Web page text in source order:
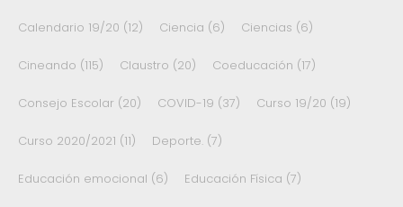
Calendario 19/20 (12) Ciencia (6) Ciencias (6)
Cineando (115) Claustro (20) Coeducación (17)
Consejo Escolar (20) COVID-19 (37) Curso 19/20 (19)
Curso 2020/2021 (11) Deporte. (7)
Educación emocional (6) Educación Física (7)